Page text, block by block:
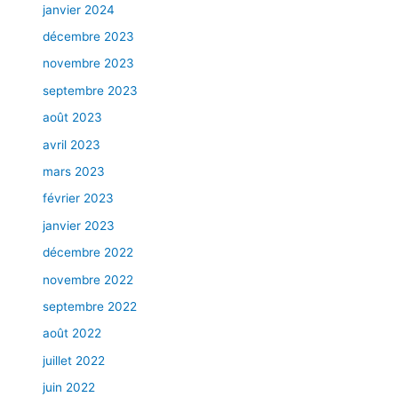
janvier 2024
décembre 2023
novembre 2023
septembre 2023
août 2023
avril 2023
mars 2023
février 2023
janvier 2023
décembre 2022
novembre 2022
septembre 2022
août 2022
juillet 2022
juin 2022